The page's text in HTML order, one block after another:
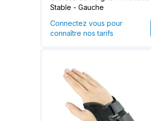
Stable - Gauche
Connectez vous pour
connaître nos tarifs